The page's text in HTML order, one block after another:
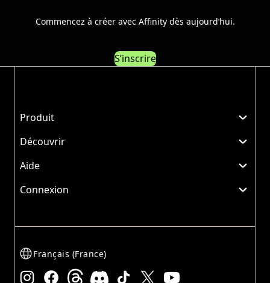
Commencez à créer avec Affinity dès aujourd’hui.
S’inscrire
Produit
Découvrir
Aide
Connexion
Français (France)
Instagram Facebook Threads Discord TikTok